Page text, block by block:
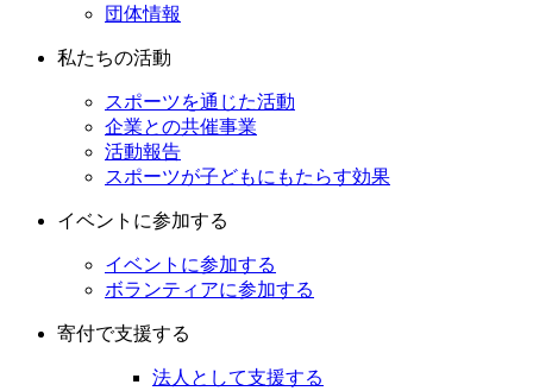
団体情報
私たちの活動
スポーツを通じた活動
企業との共催事業
活動報告
スポーツが子どもにもたらす効果
イベントに参加する
イベントに参加する
ボランティアに参加する
寄付で支援する
法人として支援する